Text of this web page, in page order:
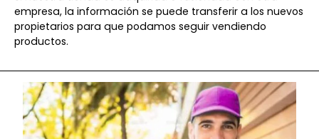
empresa, la información se puede transferir a los nuevos
propietarios para que podamos seguir vendiendo
productos.